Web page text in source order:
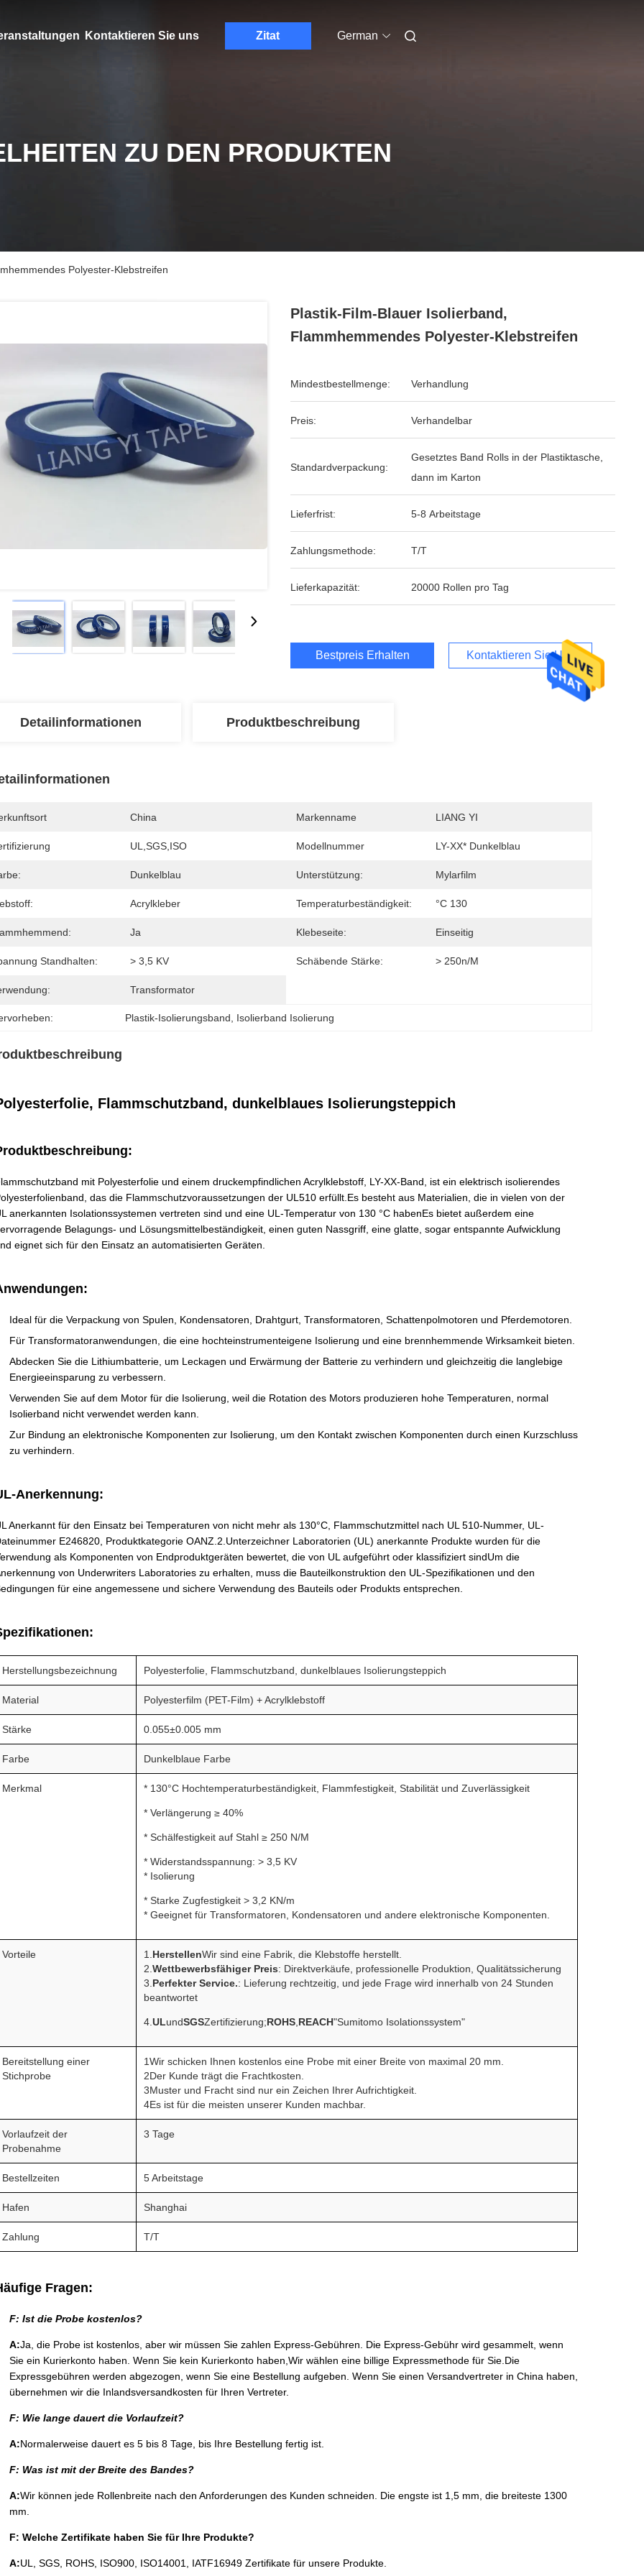
Kontaktieren Sie uns Zitat German
ZU DEN PRODUKTEN
Polyester-Klebstreifen
Plastik-Film-Blauer Isolierband,
Flammhemmendes Polyester-Klebstreifen
Mindestbestellmenge: Verhandlung
Preis: Verhandelbar
Standardverpackung:
Gesetztes Band Rolls in der Plastiktasche,
dann im Karton
Lieferfrist: 5-8 Arbeitstage
Zahlungsmethode: T/T
Lieferkapazität: 20000 Rollen pro Tag
Bestpreis Erhalten Kontaktieren Sie Uns
Detailinformationen Produktbeschreibung
China Markenname LIANG YI
UL,SGS,ISO Modellnummer LY-XX* Dunkelblau
Dunkelblau Unterstützung: Mylarfilm
Acrylkleber Temperaturbeständigkeit: °C 130
Ja Klebeseite: Einseitig
Standhalten: > 3,5 KV Schäbende Stärke: > 250n/m
Transformator
Plastik-Isolierungsband Isolierband Isolierung
Flammschutzband, dunkelblaues Isolierungsteppich
mit Polyesterfolie und einem druckempfindlichen Acrylklebstoff, LY-XX-Band, ist ein elektrisch isolierendes
das die Flammschutzvoraussetzungen der UL510 erfüllt.Es besteht aus Materialien, die in vielen von der
anerkannten Isolationssystemen vertreten sind und eine UL-Temperatur von 130 °C habenEs bietet außerdem eine
Belagungs- und Lösungsmittelbeständigkeit, einen guten Nassgriff, eine glatte, sogar entspannte Aufwicklung
eignet sich für den Einsatz an automatisierten Geräten.
Ideal für die Verpackung von Spulen, Kondensatoren, Drahtgurt, Transformatoren, Schattenpolmotoren und Pferdemotoren.
Für Transformatoranwendungen, die eine hochteinstrumenteigene Isolierung und eine brennhemmende Wirksamkeit bieten.
Abdecken Sie die Lithiumbatterie, um Leckagen und Erwärmung der Batterie zu verhindern und gleichzeitig die langlebige
Energieeinsparung zu verbessern.
Verwenden Sie auf dem Motor für die Isolierung, weil die Rotation des Motors produzieren hohe Temperaturen, normal
Isolierband nicht verwendet werden kann.
Zur Bindung an elektronische Komponenten zur Isolierung, um den Kontakt zwischen Komponenten durch einen Kurzschluss
zu verhindern.
Anerkennung:
Anerkannt für den Einsatz bei Temperaturen von nicht mehr als 130°C, Flammschutzmittel nach UL 510-Nummer, UL-
E246820, Produktkategorie OANZ.2.Unterzeichner Laboratorien (UL) anerkannte Produkte wurden für die
als Komponenten von Endproduktgeräten bewertet, die von UL aufgeführt oder klassifiziert sindUm die
von Underwriters Laboratories zu erhalten, muss die Bauteilkonstruktion den UL-Spezifikationen und den
für eine angemessene und sichere Verwendung des Bauteils oder Produkts entsprechen.
Herstellungsbezeichnung Polyesterfolie, Flammschutzband, dunkelblaues Isolierungsteppich
Material Polyesterfilm (PET-Film) + Acrylklebstoff
Stärke 0.055±0.005 mm
Farbe Dunkelblaue Farbe
Merkmal * 130°C Hochtemperaturbeständigkeit, Flammfestigkeit, Stabilität und Zuverlässigkeit
* Verlängerung ≥ 40%
* Schälfestigkeit auf Stahl ≥ 250 N/M
* Widerstandsspannung: > 3,5 KV
* Isolierung
* Starke Zugfestigkeit > 3,2 KN/m
* Geeignet für Transformatoren, Kondensatoren und andere elektronische Komponenten.
Vorteile 1. HerstellenWir sind eine Fabrik, die Klebstoffe herstellt.
2. Wettbewerbsfähiger Preis: Direktverkäufe, professionelle Produktion, Qualitätssicherung
3. Perfekter Service.: Lieferung rechtzeitig, und jede Frage wird innerhalb von 24 Stunden
beantwortet
4. ULundSGSZertifizierung;ROHS REACH"Sumitomo Isolationssystem"
Bereitstellung einer
Stichprobe
1Wir schicken Ihnen kostenlos eine Probe mit einer Breite von maximal 20 mm.
2Der Kunde trägt die Frachtkosten.
3Muster und Fracht sind nur ein Zeichen Ihrer Aufrichtigkeit.
4Es ist für die meisten unserer Kunden machbar.
Vorlaufzeit der
Probenahme
3 Tage
Bestellzeiten 5 Arbeitstage
Hafen Shanghai
Zahlung T/T
Fragen:
F: Ist die Probe kostenlos?
A:Ja, die Probe ist kostenlos, aber wir müssen Sie zahlen Express-Gebühren. Die Express-Gebühr wird gesammelt, wenn
Sie ein Kurierkonto haben. Wenn Sie kein Kurierkonto haben,Wir wählen eine billige Expressmethode für Sie.Die
Expressgebühren werden abgezogen, wenn Sie eine Bestellung aufgeben. Wenn Sie einen Versandvertreter in China haben,
übernehmen wir die Inlandsversandkosten für Ihren Vertreter.
F: Wie lange dauert die Vorlaufzeit?
A:Normalerweise dauert es 5 bis 8 Tage, bis Ihre Bestellung fertig ist.
F: Was ist mit der Breite des Bandes?
A:Wir können jede Rollenbreite nach den Anforderungen des Kunden schneiden. Die engste ist 1,5 mm, die breiteste 1300
mm.
F: Welche Zertifikate haben Sie für Ihre Produkte?
A:UL, SGS, ROHS, ISO900, ISO14001, IATF16949 Zertifikate für unsere Produkte.